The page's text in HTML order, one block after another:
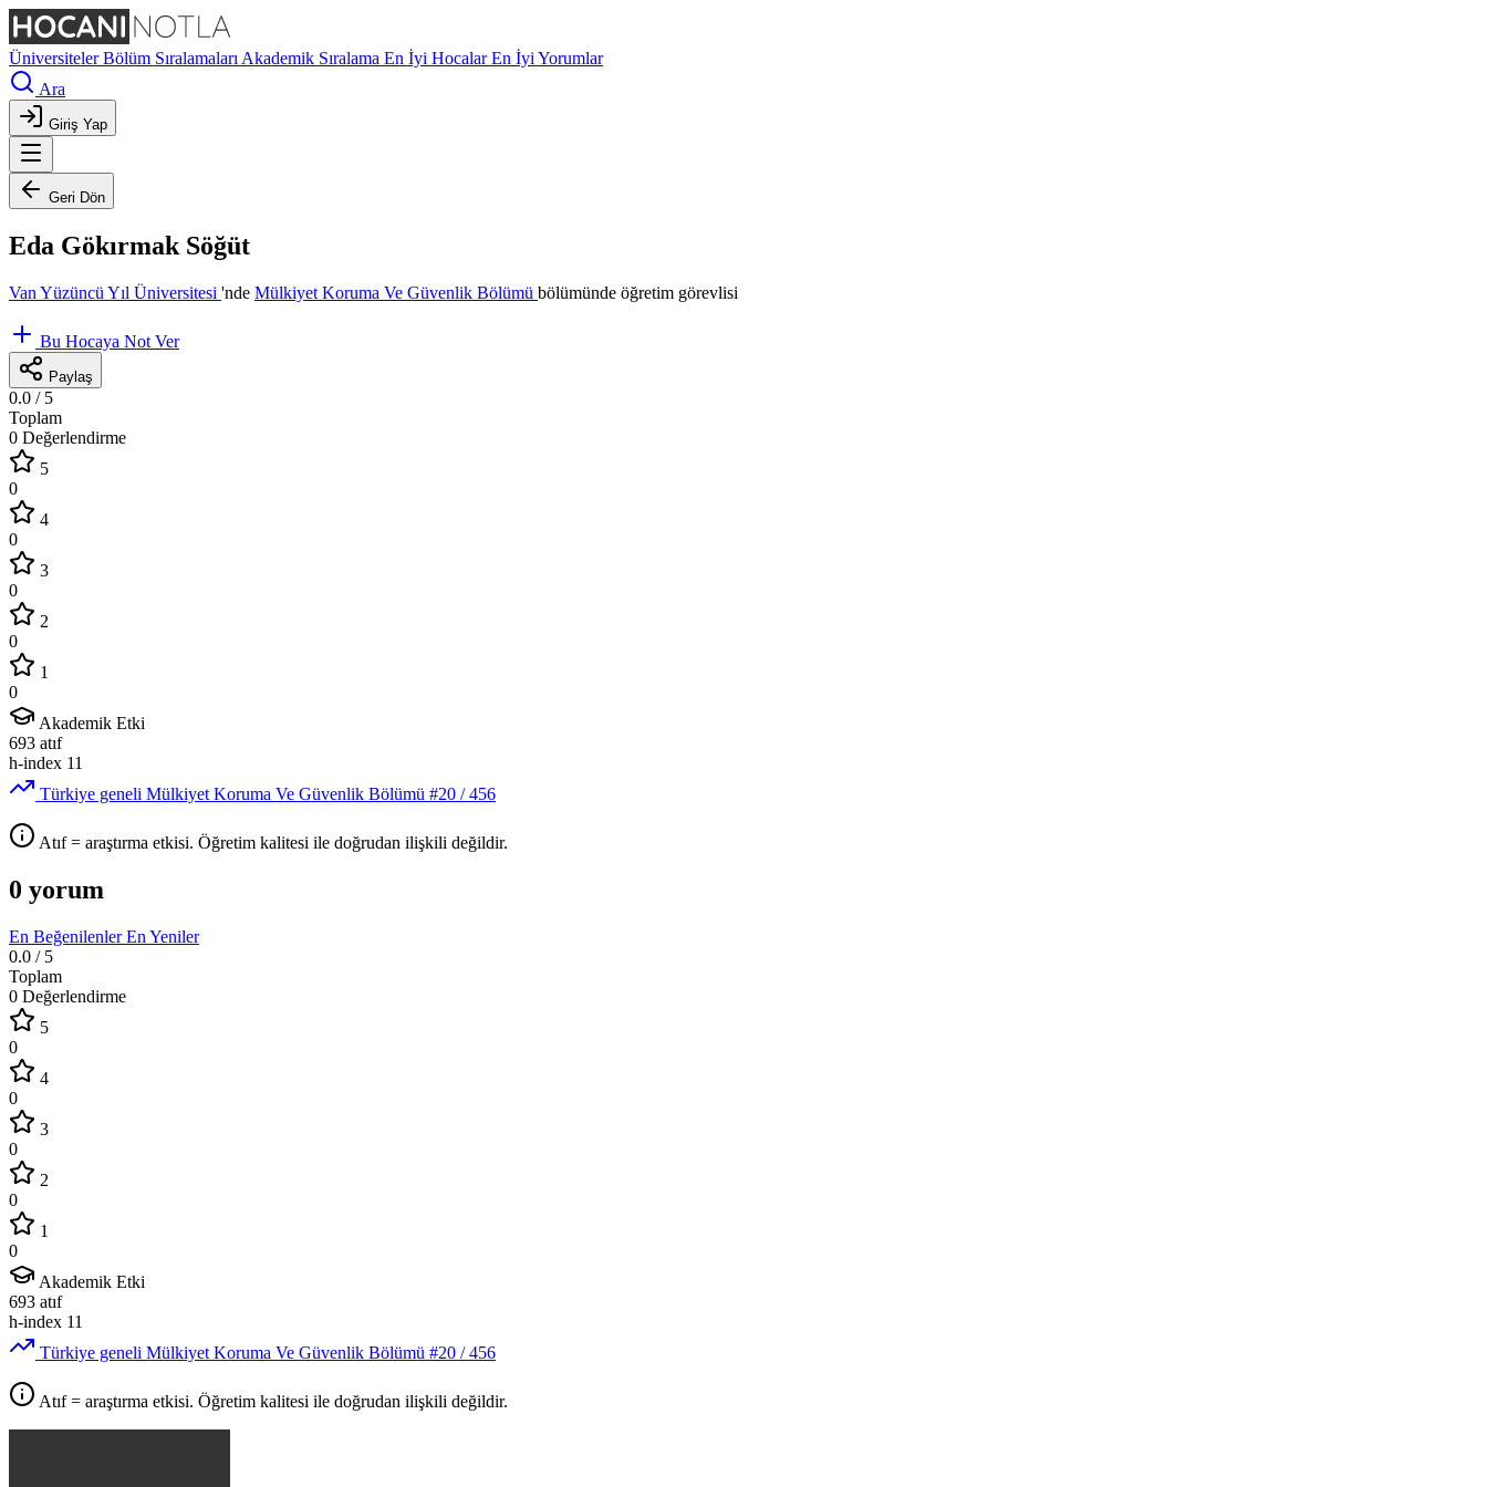
ÜniversitelerBölüm Sıralamaları Akademik Sıralama En İyi HocalarEn İyi Yorumlar
Ara
Giriş Yap
Geri Dön
Eda Gökırmak Söğüt
Van Yüzüncü Yıl Üniversitesi 'nde Mülkiyet Koruma Ve Güvenlik Bölümü bölümünde öğretim görevlisi
Bu Hocaya Not Ver
Paylaş
0.0 / 5
Toplam
0 Değerlendirme
5
0
4
0
3
0
2
0
1
0
Akademik Etki
693 atıf
h-index 11
Türkiye geneli Mülkiyet Koruma Ve Güvenlik Bölümü #20 / 456
Atıf = araştırma etkisi. Öğretim kalitesi ile doğrudan ilişkili değildir.
0 yorum
En BeğenilenlerEn Yeniler
0.0 / 5
Toplam
0 Değerlendirme
5
0
4
0
3
0
2
0
1
0
Akademik Etki
693 atıf
h-index 11
Türkiye geneli Mülkiyet Koruma Ve Güvenlik Bölümü #20 / 456
Atıf = araştırma etkisi. Öğretim kalitesi ile doğrudan ilişkili değildir.